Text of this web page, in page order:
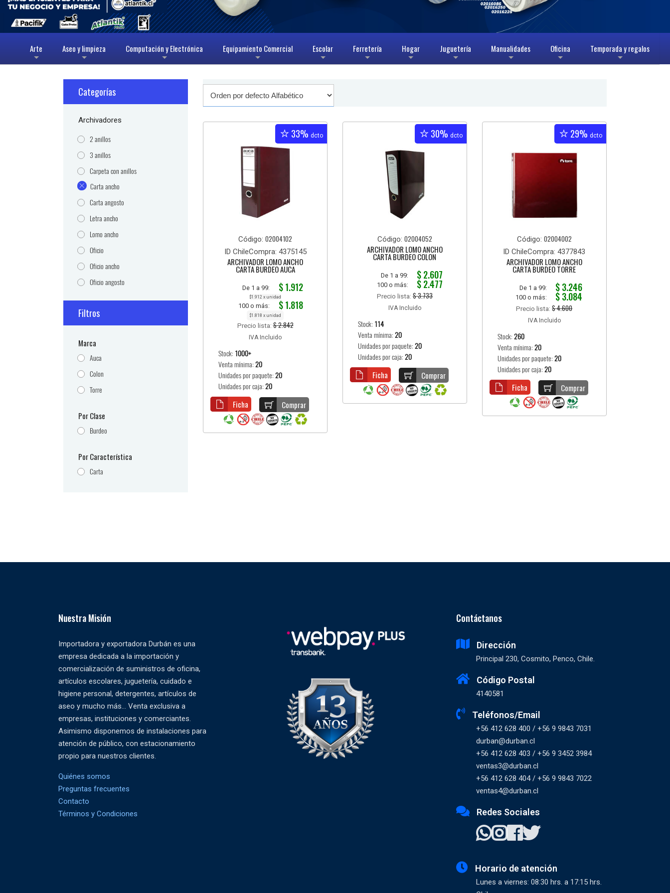
+
Arte
+
Aseo y limpieza
+
Computación y Electrónica
+
Equipamiento Comercial
+
Escolar
+
Ferretería
+
Hogar
+
Juguetería
+
Manualidades
+
Oficina
+
Temporada y regalos
Categorías
Archivadores
2 anillos
3 anillos
Carpeta con anillos
Carta ancho
Carta angosto
Letra ancho
Lomo ancho
Oficio
Oficio ancho
Oficio angosto
Filtros
Marca
Auca
Colon
Torre
Por Clase
Burdeo
Por Característica
Carta
33% dcto
Código:02004102
ID ChileCompra: 4375145
ARCHIVADOR LOMO ANCHO
CARTA BURDEO AUCA
De 1 a 99: $ 1.912
$1.912 x unidad
100 o más: $ 1.818
$1.818 x unidad
Precio lista:$ 2.842
IVA Incluido
Stock: 1000+
Venta mínima:20
Unidades por paquete:20
Unidades por caja:20
Comprar
Ficha
30% dcto
Código: 02004052
ARCHIVADOR LOMO ANCHO
CARTA BURDEO COLON
De 1 a 99: $ 2.607
100 o más: $ 2.477
Precio lista: $ 3.733
IVA Incluido
Stock: 114
Venta mínima: 20
Unidades por paquete: 20
Unidades por caja: 20
Comprar
Ficha
29% dcto
Código: 02004002
ID ChileCompra: 4377843
ARCHIVADOR LOMO ANCHO
CARTA BURDEO TORRE
De 1 a 99: $ 3.246
100 o más: $ 3.084
Precio lista:$ 4.600
IVA Incluido
Stock: 260
Venta mínima: 20
Unidades por paquete: 20
Unidades por caja: 20
Comprar
Ficha
Nuestra Misión
Importadora y exportadora Durbán es una
empresa dedicada a la importación y
comercialización de suministros de oficina,
artículos escolares, juguetería, cuidado e
higiene personal, detergentes, artículos de
aseo y mucho más... Venta exclusiva a
empresas, instituciones y comerciantes.
Asimismo disponemos de instalaciones para
atención de público, con estacionamiento
propio para nuestros clientes.
Quiénes somos
Preguntas frecuentes
Contacto
Términos y Condiciones
Contáctanos
Dirección
Principal 230, Cosmito, Penco, Chile.
Código Postal
4140581
Teléfonos/Email
+56 412 628 400 / +56 9 9843 7031
durban@durban.cl
+56 412 628 403 / +56 9 3452 3984
ventas3@durban.cl
+56 412 628 404 / +56 9 9843 7022
ventas4@durban.cl
Redes Sociales
Horario de atención
Lunes a viernes: 08:30 hrs. a 17:15 hrs.